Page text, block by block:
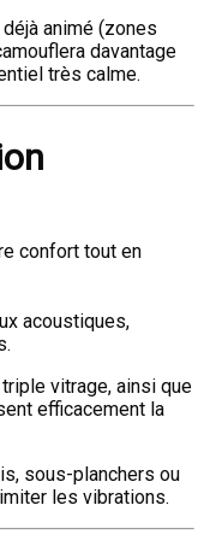
animé (zones
davantage
très calme.
confort tout en
acoustiques,
vitrage, ainsi que
efficacement la
sous-planchers ou
les vibrations.